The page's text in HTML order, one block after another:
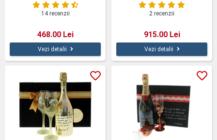
14 recenzii
468.00 Lei
Vezi detalii
2 recenzii
915.00 Lei
Vezi detalii